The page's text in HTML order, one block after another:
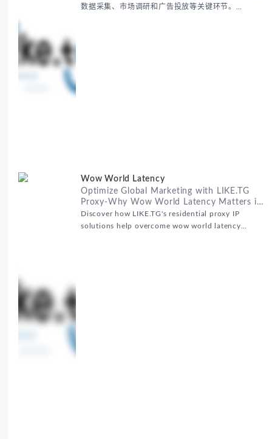
数据采集、市场调研和广告投放等关键环节。
Wow World Latency
Optimize Global Marketing with LIKE.TG
Proxy-Why Wow World Latency Matters in
Global Marketing
Discover how LIKE.TG's residential proxy IP
solutions help overcome wow world latency